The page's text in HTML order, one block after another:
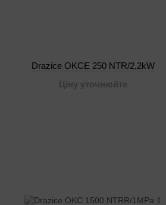
Drazice OKCE 250 NTR/2,2kW
Ціну уточнюйте